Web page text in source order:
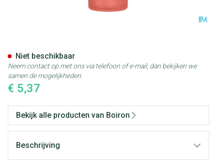
€ 5,37
Niet beschikbaar
Neem contact op met ons via telefoon of e-mail, dan bekijken we
samen de mogelijkheden.
Bekijk alle producten van Boiron
Beschrijving